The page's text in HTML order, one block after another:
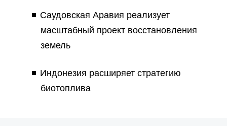
Саудовская Аравия реализует
масштабный проект восстановления
земель
Индонезия расширяет стратегию
биотоплива